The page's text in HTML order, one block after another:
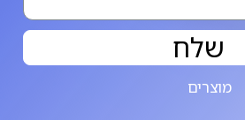
שלח
מוצרים